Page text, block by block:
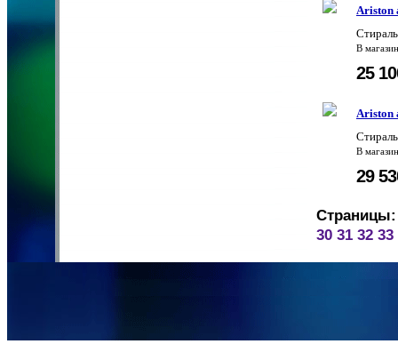
Ariston
В
25
Ariston
В
29
Страницы:
30 31 32 33